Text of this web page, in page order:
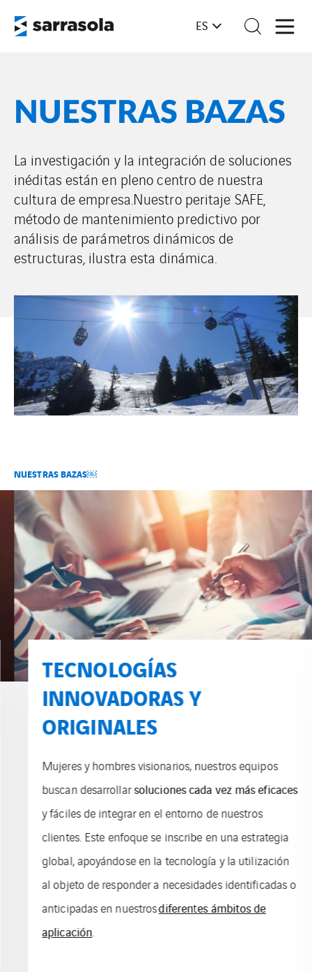
ES
NUESTRAS BAZAS
La investigación y la integración de soluciones
inéditas están en pleno centro de nuestra
cultura de empresa.Nuestro peritaje SAFE,
método de mantenimiento predictivo por
análisis de parámetros dinámicos de
estructuras, ilustra esta dinámica.
NUESTRAS BAZAS￼
TECNOLOGÍAS
INNOVADORAS Y
ORIGINALES
Mujeres y hombres visionarios, nuestros equipos
buscan desarrollarsoluciones cada vez más eficaces
y fáciles de integrar en el entorno de nuestros
clientes.Este enfoque se inscribe en una estrategia
global, apoyándose en la tecnología y la utilización
al objeto de responder a necesidades identificadas o
anticipadas en nuestrosdiferentes ámbitos de
aplicación.